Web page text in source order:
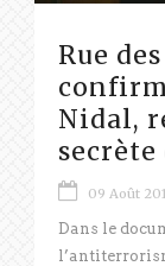
Rue
Nidal,
09 Août
Dans le